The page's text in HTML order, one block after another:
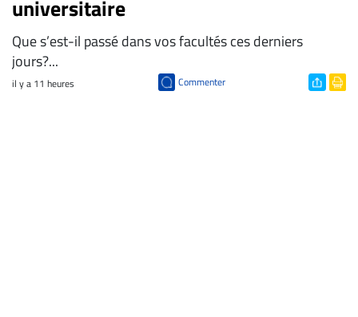
universitaire
Que s’est-il passé dans vos facultés ces derniers
jours?...
il y a 11 heures Commenter